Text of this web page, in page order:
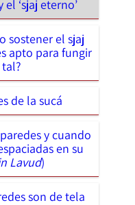
‘sjaj eterno’
sostener el sjaj
apto para fungir
de la sucá
y cuando
en su
Lavud)
son de tela